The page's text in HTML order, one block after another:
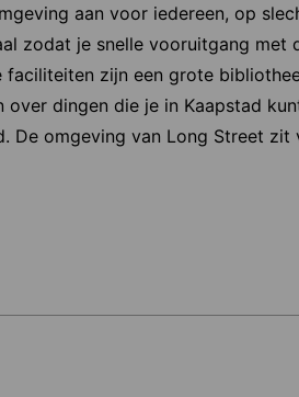
aan voor iedereen, op
zodat je snelle vooruitgang
faciliteiten zijn een grote
over dingen die je in Kaapstad
De omgeving van Long Street